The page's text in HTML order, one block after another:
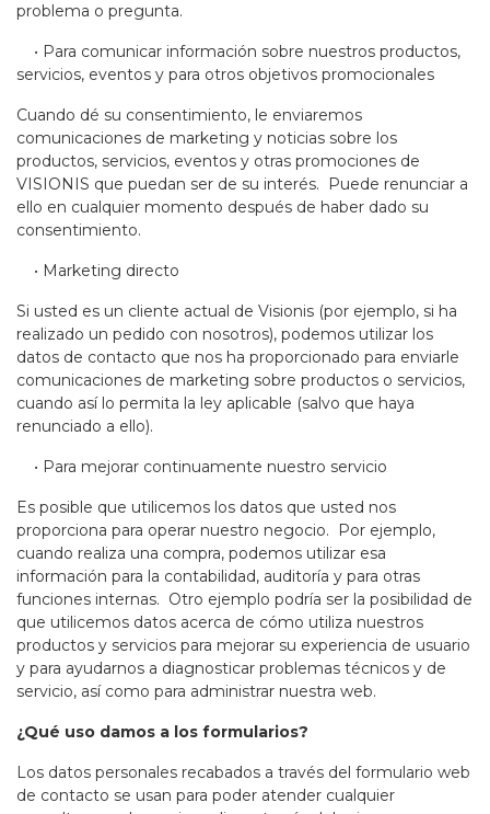
problema o pregunta.
• Para comunicar información sobre nuestros productos,
servicios, eventos y para otros objetivos promocionales
Cuando dé su consentimiento, le enviaremos
comunicaciones de marketing y noticias sobre los
productos, servicios, eventos y otras promociones de
VISIONIS que puedan ser de su interés. Puede renunciar a
ello en cualquier momento después de haber dado su
consentimiento.
• Marketing directo
Si usted es un cliente actual de Visionis (por ejemplo, si ha
realizado un pedido con nosotros), podemos utilizar los
datos de contacto que nos ha proporcionado para enviarle
comunicaciones de marketing sobre productos o servicios,
cuando así lo permita la ley aplicable (salvo que haya
renunciado a ello).
• Para mejorar continuamente nuestro servicio
Es posible que utilicemos los datos que usted nos
proporciona para operar nuestro negocio. Por ejemplo,
cuando realiza una compra, podemos utilizar esa
información para la contabilidad, auditoría y para otras
funciones internas. Otro ejemplo podría ser la posibilidad de
que utilicemos datos acerca de cómo utiliza nuestros
productos y servicios para mejorar su experiencia de usuario
y para ayudarnos a diagnosticar problemas técnicos y de
servicio, así como para administrar nuestra web.
¿Qué uso damos a los formularios?
Los datos personales recabados a través del formulario web
de contacto se usan para poder atender cualquier